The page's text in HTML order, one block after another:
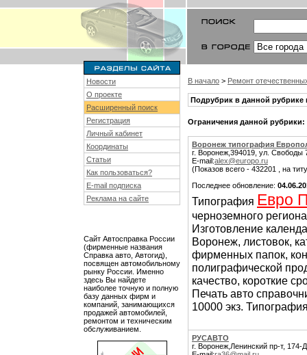
Новости
О проекте
Расширенный поиск
Регистрация
Личный кабинет
Координаты
Статьи
Как пользоваться?
E-mail подписка
Реклама на сайте
Сайт Автосправка России
(фирменные названия
Справка авто, Автогид),
посвящен автомобильному
рынку России. Именно
здесь Вы найдете
наиболее точную и полную
базу данных фирм и
компаний, занимающихся
продажей автомобилей,
ремонтом и техническим
обслуживанием.
В начало > Ремонт
Подрубрик в данной рубрике
Ограничения данной рубрики:
Воронеж типография
г. Воронеж,394019, ул.
E-mail:alex@europo.ru
(Показов всего - 432201 , на
Последнее обновление:
Типография Евро
черноземного
Изготовление
Воронеж, листовок,
фирменных папок,
полиграфической
качество, короткие
Печать авто
10000 экз.
РУСАВТО
г. Воронеж,Ленинский пр-т,